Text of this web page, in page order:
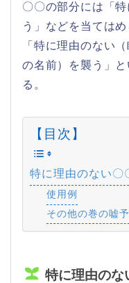
〇〇の部分には「
う」などを当ては
「特に理由のない
の名前）を襲う」
る。
【目次】
特に理由のない〇
使用例
その他の巻の嘘
特に理由のな